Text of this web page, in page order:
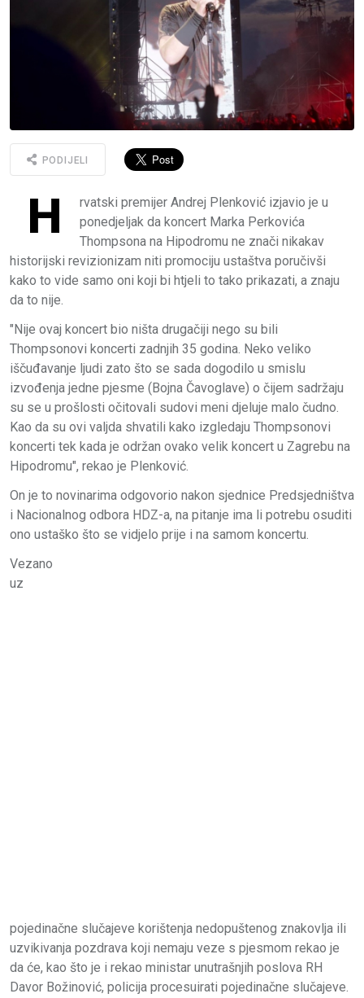
PODIJELI
H
rvatski premijer Andrej Plenković izjavio je u
ponedjeljak da koncert Marka Perkovića
Thompsona na Hipodromu ne znači nikakav
historijski revizionizam niti promociju ustaštva poručivši
kako to vide samo oni koji bi htjeli to tako prikazati, a znaju
da to nije.
"Nije ovaj koncert bio ništa drugačiji nego su bili
Thompsonovi koncerti zadnjih 35 godina. Neko veliko
iščuđavanje ljudi zato što se sada dogodilo u smislu
izvođenja jedne pjesme (Bojna Čavoglave) o čijem sadržaju
su se u prošlosti očitovali sudovi meni djeluje malo čudno.
Kao da su ovi valjda shvatili kako izgledaju Thompsonovi
koncerti tek kada je održan ovako velik koncert u Zagrebu na
Hipodromu", rekao je Plenković.
On je to novinarima odgovorio nakon sjednice Predsjedništva
i Nacionalnog odbora HDZ-a, na pitanje ima li potrebu osuditi
ono ustaško što se vidjelo prije i na samom koncertu.
Vezano
uz
pojedinačne slučajeve korištenja nedopuštenog znakovlja ili
uzvikivanja pozdrava koji nemaju veze s pjesmom rekao je
da će, kao što je i rekao ministar unutrašnjih poslova RH
Davor Božinović, policija procesuirati pojedinačne slučajeve.